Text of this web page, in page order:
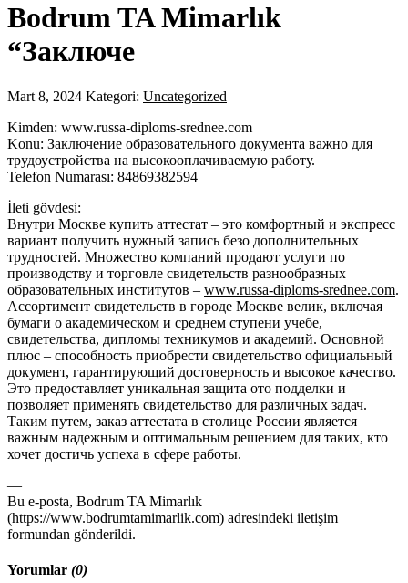
Bodrum TA Mimarlık
“Заключе
Mart 8, 2024 Kategori: Uncategorized
Kimden: www.russa-diploms-srednee.com
Konu: Заключение образовательного документа важно для
трудоустройства на высокооплачиваемую работу.
Telefon Numarası: 84869382594
İleti gövdesi:
Внутри Москве купить аттестат – это комфортный и экспресс
вариант получить нужный запись безо дополнительных
трудностей. Множество компаний продают услуги по
производству и торговле свидетельств разнообразных
образовательных институтов – www.russa-diploms-srednee.com.
Ассортимент свидетельств в городе Москве велик, включая
бумаги о академическом и среднем ступени учебе,
свидетельства, дипломы техникумов и академий. Основной
плюс – способность приобрести свидетельство официальный
документ, гарантирующий достоверность и высокое качество.
Это предоставляет уникальная защита ото подделки и
позволяет применять свидетельство для различных задач.
Таким путем, заказ аттестата в столице России является
важным надежным и оптимальным решением для таких, кто
хочет достичь успеха в сфере работы.
—
Bu e-posta, Bodrum TA Mimarlık
(https://www.bodrumtamimarlik.com) adresindeki iletişim
formundan gönderildi.
Yorumlar (0)